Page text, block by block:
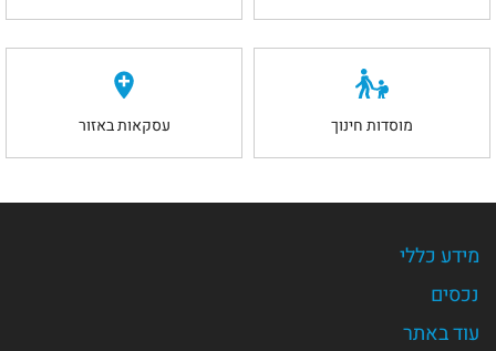
מוסדות חינוך עסקאות באזור
מידע כללי
נכסים
עוד באתר